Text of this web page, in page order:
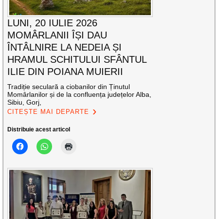
LUNI, 20 IULIE 2026
MOMÂRLANII ÎȘI DAU
ÎNTÂLNIRE LA NEDEIA ȘI
HRAMUL SCHITULUI SFÂNTUL
ILIE DIN POIANA MUIERII
Tradiție seculară a ciobanilor din Ținutul
Momârlanilor și de la confluența județelor Alba,
Sibiu, Gorj,
CITEȘTE MAI DEPARTE
Distribuie acest articol